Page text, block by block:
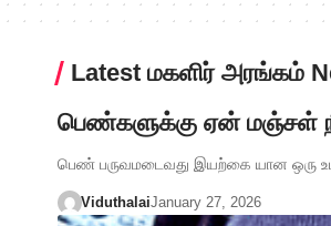
Latest மகளிர் அரங்கம்
பெண்களுக்கு ஏன் மஞ்சள்
பெண் பருவமடைவது இயற்கை யான ஒரு
ViduthalaiJanuary 27, 2026